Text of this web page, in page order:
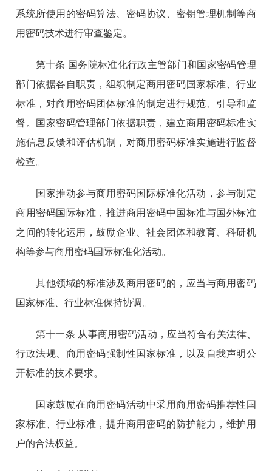
系统所使用的密码算法、密码协议、密钥管理机制等商
用密码技术进行审查鉴定。
第十条 国务院标准化行政主管部门和国家密码管理
部门依据各自职责，组织制定商用密码国家标准、行业
标准，对商用密码团体标准的制定进行规范、引导和监
督。国家密码管理部门依据职责，建立商用密码标准实
施信息反馈和评估机制，对商用密码标准实施进行监督
检查。
国家推动参与商用密码国际标准化活动，参与制定
商用密码国际标准，推进商用密码中国标准与国外标准
之间的转化运用，鼓励企业、社会团体和教育、科研机
构等参与商用密码国际标准化活动。
其他领域的标准涉及商用密码的，应当与商用密码
国家标准、行业标准保持协调。
第十一条 从事商用密码活动，应当符合有关法律、
行政法规、商用密码强制性国家标准，以及自我声明公
开标准的技术要求。
国家鼓励在商用密码活动中采用商用密码推荐性国
家标准、行业标准，提升商用密码的防护能力，维护用
户的合法权益。